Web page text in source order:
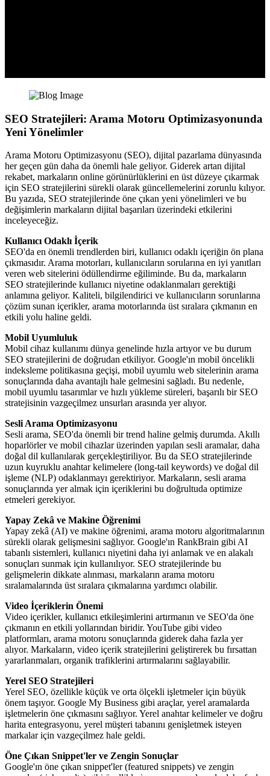
SEO Stratejileri: Arama Motoru Optimizasyonunda
Yeni Yönelimler
Arama Motoru Optimizasyonu (SEO), dijital pazarlama dünyasında
her geçen gün daha da önemli hale geliyor. Giderek artan dijital
rekabet, markaların online görünürlüklerini en üst düzeye çıkarmak
için SEO stratejilerini sürekli olarak güncellemelerini zorunlu kılıyor.
Bu yazıda, SEO stratejilerinde öne çıkan yeni yönelimleri ve bu
değişimlerin markaların dijital başarıları üzerindeki etkilerini
inceleyeceğiz.
Kullanıcı Odaklı İçerik
SEO'da en önemli trendlerden biri, kullanıcı odaklı içeriğin ön plana
çıkmasıdır. Arama motorları, kullanıcıların sorularına en iyi yanıtları
veren web sitelerini ödüllendirme eğiliminde. Bu da, markaların
SEO stratejilerinde kullanıcı niyetine odaklanmaları gerektiği
anlamına geliyor. Kaliteli, bilgilendirici ve kullanıcıların sorunlarına
çözüm sunan içerikler, arama motorlarında üst sıralara çıkmanın en
etkili yolu haline geldi.
Mobil Uyumluluk
Mobil cihaz kullanımı dünya genelinde hızla artıyor ve bu durum
SEO stratejilerini de doğrudan etkiliyor. Google'ın mobil öncelikli
indeksleme politikasına geçişi, mobil uyumlu web sitelerinin arama
sonuçlarında daha avantajlı hale gelmesini sağladı. Bu nedenle,
mobil uyumlu tasarımlar ve hızlı yükleme süreleri, başarılı bir SEO
stratejisinin vazgeçilmez unsurları arasında yer alıyor.
Sesli Arama Optimizasyonu
Sesli arama, SEO'da önemli bir trend haline gelmiş durumda. Akıllı
hoparlörler ve mobil cihazlar üzerinden yapılan sesli aramalar, daha
doğal dil kullanılarak gerçekleştiriliyor. Bu da SEO stratejilerinde
uzun kuyruklu anahtar kelimelere (long-tail keywords) ve doğal dil
işleme (NLP) odaklanmayı gerektiriyor. Markaların, sesli arama
sonuçlarında yer almak için içeriklerini bu doğrultuda optimize
etmeleri gerekiyor.
Yapay Zekâ ve Makine Öğrenimi
Yapay zekâ (AI) ve makine öğrenimi, arama motoru algoritmalarının
sürekli olarak gelişmesini sağlıyor. Google'ın RankBrain gibi AI
tabanlı sistemleri, kullanıcı niyetini daha iyi anlamak ve en alakalı
sonuçları sunmak için kullanılıyor. SEO stratejilerinde bu
gelişmelerin dikkate alınması, markaların arama motoru
sıralamalarında üst sıralara çıkmalarına yardımcı olabilir.
Video İçeriklerin Önemi
Video içerikler, kullanıcı etkileşimlerini artırmanın ve SEO'da öne
çıkmanın en etkili yollarından biridir. YouTube gibi video
platformları, arama motoru sonuçlarında giderek daha fazla yer
alıyor. Markaların, video içerik stratejilerini geliştirerek bu fırsattan
yararlanmaları, organik trafiklerini artırmalarını sağlayabilir.
Yerel SEO Stratejileri
Yerel SEO, özellikle küçük ve orta ölçekli işletmeler için büyük
önem taşıyor. Google My Business gibi araçlar, yerel aramalarda
işletmelerin öne çıkmasını sağlıyor. Yerel anahtar kelimeler ve doğru
harita entegrasyonu, yerel müşteri tabanını genişletmek isteyen
markalar için vazgeçilmez hale geldi.
Öne Çıkan Snippet'ler ve Zengin Sonuçlar
Google'ın öne çıkan snippet'ler (featured snippets) ve zengin